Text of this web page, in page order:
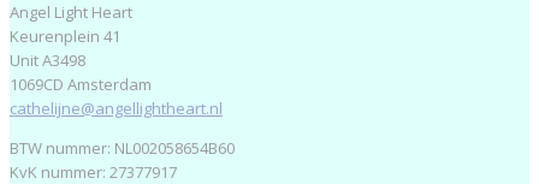
Angel Light Heart
Keurenplein 41
Unit A3498
1069CD Amsterdam
cathelijne@angellightheart.nl
BTW nummer: NL002058654B60
KvK nummer: 27377917